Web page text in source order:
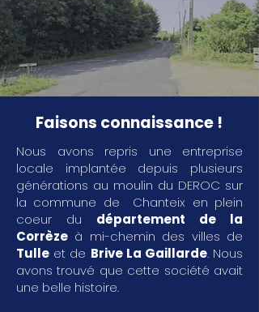
Faisons connaissance !
Nous avons repris une entreprise
locale implantée depuis plusieurs
générations au moulin du DEROC sur
la commune de Chanteix en plein
coeur du département de la
Corrèze à mi-chemin des villes de
Tulle et de Brive La Gaillarde. Nous
avons trouvé que cette société avait
une belle histoire.